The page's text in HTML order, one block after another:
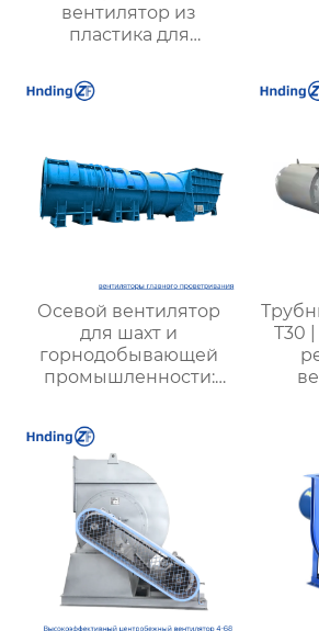
вентилятор из
пластика для
Осевой вентилятор
для шахт и
горнодобывающей
промышленности:
производительность и
надежность
T30